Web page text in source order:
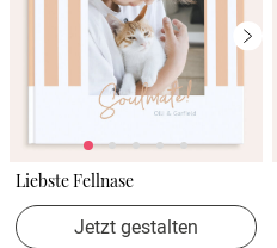
Liebste Fellnase
Jetzt gestalten